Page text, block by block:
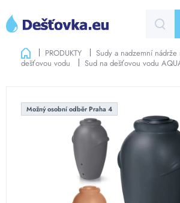
obsah
CZK
DomůPRODUKTY Sudy a nadzemní nádrže
dešťovou vodu
Sud na dešťovou vodu
Možný osobní odběr Praha 4